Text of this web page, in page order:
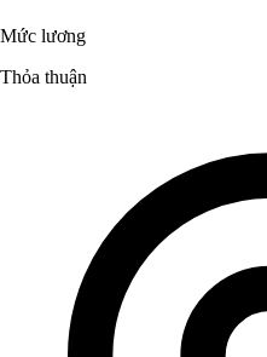
Mức lương
Thỏa thuận